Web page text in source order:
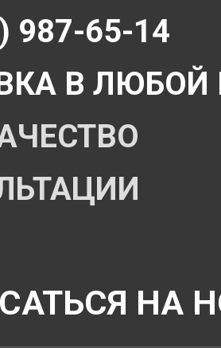
987-65-14
В ЛЮБОЙ
НА